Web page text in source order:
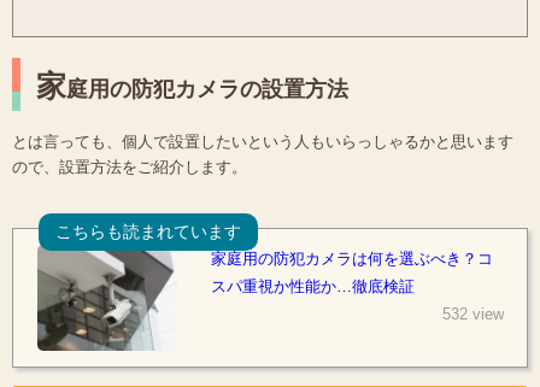
家庭用の防犯カメラの設置方法
とは言っても、個人で設置したいという人もいらっしゃるかと思います
ので、設置方法をご紹介します。
こちらも読まれています
家庭用の防犯カメラは何を選ぶべき？コ
スパ重視か性能か…徹底検証
532 view